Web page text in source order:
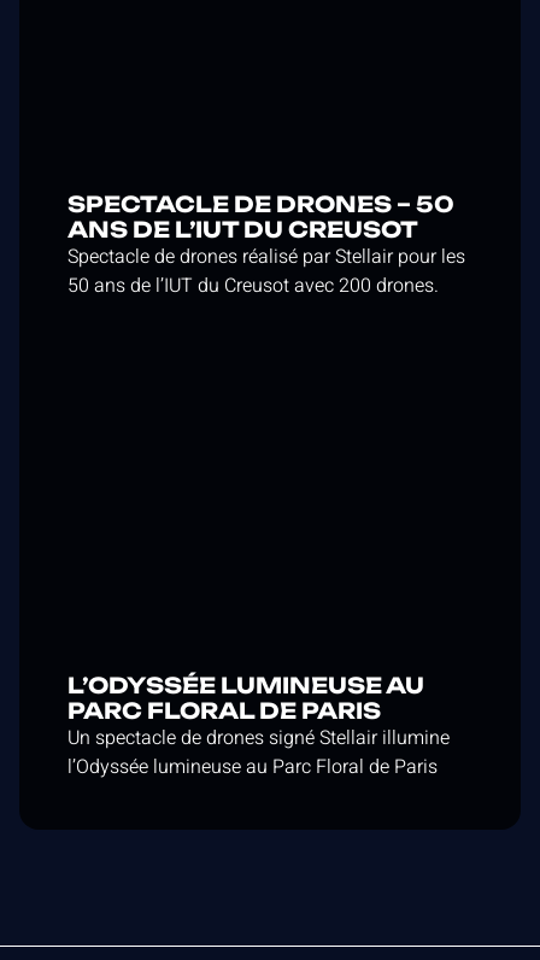
SPECTACLE DE DRONES – 50
ANS DE L’IUT DU CREUSOT
Spectacle de drones réalisé par Stellair pour les
50 ans de l’IUT du Creusot avec 200 drones.
L’ODYSSÉE LUMINEUSE AU
PARC FLORAL DE PARIS
Un spectacle de drones signé Stellair illumine
l’Odyssée lumineuse au Parc Floral de Paris